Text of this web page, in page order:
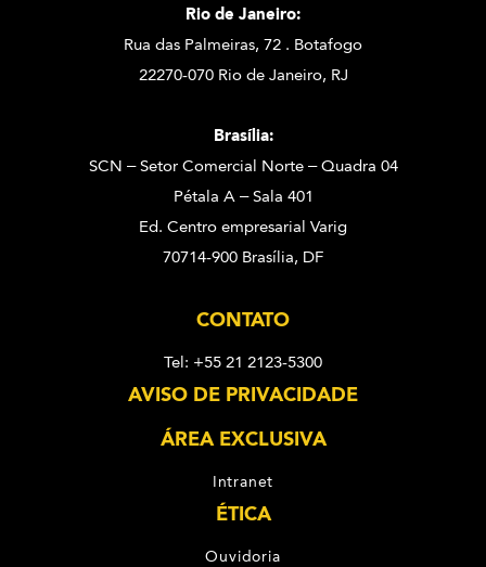
Rio de Janeiro:
Rua das Palmeiras, 72 . Botafogo
22270-070 Rio de Janeiro, RJ
Brasília:
SCN – Setor Comercial Norte – Quadra 04
Pétala A – Sala 401
Ed. Centro empresarial Varig
70714-900 Brasília, DF
CONTATO
Tel: +55 21 2123-5300
AVISO DE PRIVACIDADE
ÁREA EXCLUSIVA
Intranet
ÉTICA
Ouvidoria